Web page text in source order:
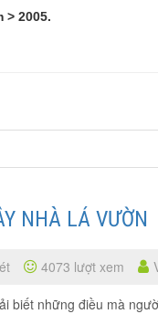
> 2005.
NHÀ LÁ VƯỜN
4073 lượt xem
biết những điều mà